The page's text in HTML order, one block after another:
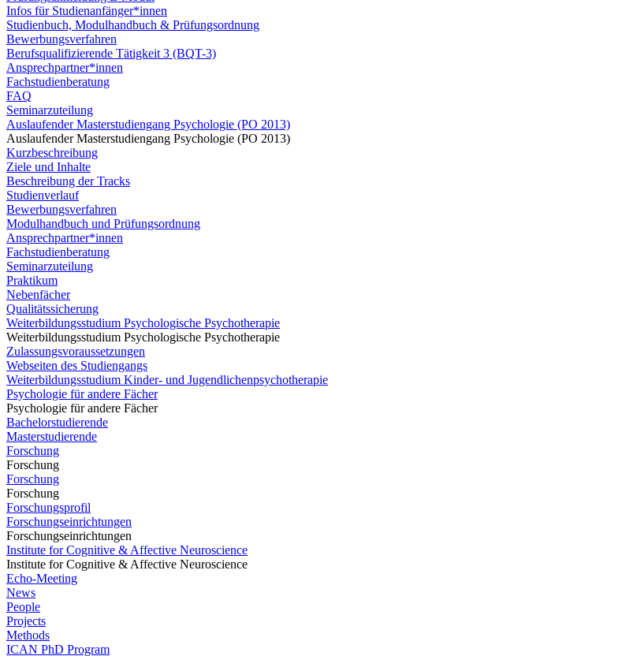
Infos für Studienanfänger*innen
Studienbuch, Modulhandbuch & Prüfungsordnung
Bewerbungsverfahren
Berufsqualifizierende Tätigkeit 3 (BQT-3)
Ansprechpartner*innen
Fachstudienberatung
FAQ
Seminarzuteilung
Auslaufender Masterstudiengang Psychologie (PO 2013)
Auslaufender Masterstudiengang Psychologie (PO 2013)
Kurzbeschreibung
Ziele und Inhalte
Beschreibung der Tracks
Studienverlauf
Bewerbungsverfahren
Modulhandbuch und Prüfungsordnung
Ansprechpartner*innen
Fachstudienberatung
Seminarzuteilung
Praktikum
Nebenfächer
Qualitätssicherung
Weiterbildungsstudium Psychologische Psychotherapie
Weiterbildungsstudium Psychologische Psychotherapie
Zulassungsvoraussetzungen
Webseiten des Studiengangs
Weiterbildungsstudium Kinder- und Jugendlichenpsychotherapie
Psychologie für andere Fächer
Psychologie für andere Fächer
Bachelorstudierende
Masterstudierende
Forschung
Forschung
Forschung
Forschung
Forschungsprofil
Forschungseinrichtungen
Forschungseinrichtungen
Institute for Cognitive & Affective Neuroscience
Institute for Cognitive & Affective Neuroscience
Echo-Meeting
News
People
Projects
Methods
ICAN PhD Program